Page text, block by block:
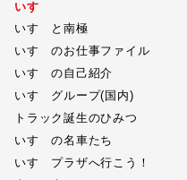
いすゞ
いすゞと南極
いすゞのお仕事ファイル
いすゞの自己紹介
いすゞグループ(国内)
トラック誕生のひみつ
いすゞの名車たち
いすゞプラザへ行こう！